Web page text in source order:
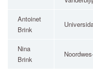
Antoinet
Brink
Nina
Brink